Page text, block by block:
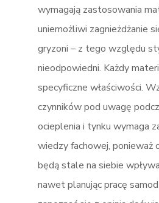
wymagają zastosowania
uniemożliwi zagnieżdżanie
gryzoni – z tego względu
nieodpowiedni. Każdy
specyficzne właściwości.
czynników pod uwagę
ocieplenia i tynku wymaga
wiedzy fachowej,
będą stale na siebie
nawet planując pracę